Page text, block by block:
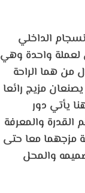
الداخلي
لعملة واحدة وهي
من هما الراحة
مزيج رائعا
يأتي دور
والمعرفة
مزجهما معا حتى
والمحل